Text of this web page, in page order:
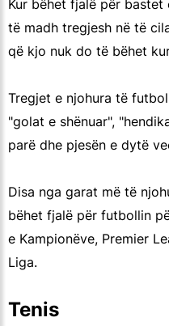
Kur bëhet fjalë për
të madh tregjesh në të
që kjo nuk do të bëhet
Tregjet e njohura të
"golat e shënuar",
parë dhe pjesën e dytë
Disa nga garat më të
bëhet fjalë për futbollin
e Kampionëve, Premier
Liga.
Tenis